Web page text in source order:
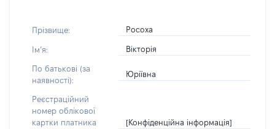
Прізвище: Росоха
Імʼя: Вікторія
По батькові (за
наявності):
Юріївна
Реєстраційний
номер облікової
картки платника
[Конфіденційна інформація]